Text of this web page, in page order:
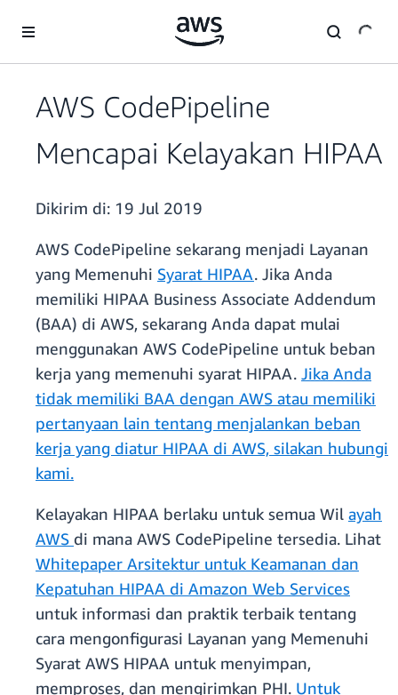
AWS CodePipeline
Mencapai Kelayakan HIPAA
Dikirim di: 19 Jul 2019
AWS CodePipeline sekarang menjadi Layanan
yang Memenuhi Syarat HIPAA. Jika Anda
memiliki HIPAA Business Associate Addendum
(BAA) di AWS, sekarang Anda dapat mulai
menggunakan AWS CodePipeline untuk beban
kerja yang memenuhi syarat HIPAA. Jika Anda
tidak memiliki BAA dengan AWS atau memiliki
pertanyaan lain tentang menjalankan beban
kerja yang diatur HIPAA di AWS, silakan hubungi
kami.
Kelayakan HIPAA berlaku untuk semua Wil ayah
AWS di mana AWS CodePipeline tersedia. Lihat
Whitepaper Arsitektur untuk Keamanan dan
Kepatuhan HIPAA di Amazon Web Services
untuk informasi dan praktik terbaik tentang
cara mengonfigurasi Layanan yang Memenuhi
Syarat AWS HIPAA untuk menyimpan,
memproses, dan mengirimkan PHI. Untuk